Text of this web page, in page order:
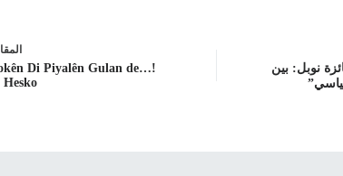
نوبل: بين
ال
Di Piyalên Gulan de…!